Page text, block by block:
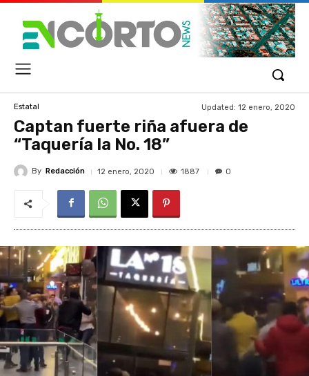
Estatal Updated: 12 enero, 2020
Captan fuerte riña afuera de
“Taquería la No. 18”
By Redacción 12 enero, 2020 1887 0